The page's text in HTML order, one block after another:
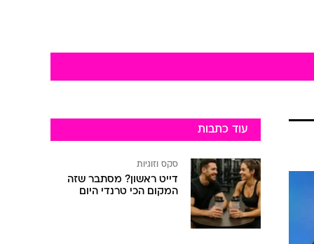
עוד כתבות
סקס וזוגיות
דייט ראשון? מסתבר שזה
המקום הכי טרנדי היום